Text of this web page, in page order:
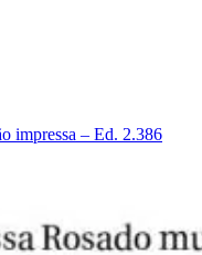
impressa – Ed. 2.386